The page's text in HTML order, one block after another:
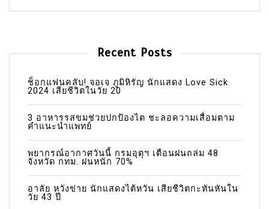
Recent Posts
ช็อกแฟนคลับ! จอเจ ภูมิหิรัญ นักแสดง Love Sick
2024 เสียชีวิตในวัย 20
3 อาหารรสขมช่วยปกป้องไต ชะลอความเสื่อมตาม
คำแนะนำแพทย์
พยากรณ์อากาศวันนี้ กรมอุตุฯ เตือนฝนถล่ม 48
จังหวัด กทม. ฝนหนัก 70%
อาลัย หวังข่าย นักแสดงไต้หวัน เสียชีวิตกะทันหันใน
วัย 43 ปี